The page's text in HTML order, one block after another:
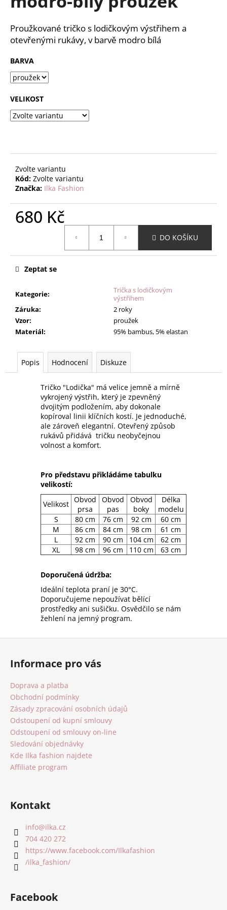
hvězdiček.
Proužkované tričko s lodičkovým výstřihem a
otevřenými rukávy, v barvě modro bílá
BARVA
VELIKOST
Zvolte variantu
Kód: Zvolte variantu
Značka: Ilka Fashion
680 Kč
DO KOŠÍKU
Kategorie:
Trička s lodičkovým
výstřihem
Záruka:
2 roky
Vzor:
proužek
Materiál: 95% bambus, 5% elastan
Zeptat se
Popis Hodnocení Diskuze
Tričko "Lodička" má velice jemně a mírně
vykrojený výstřih, který je zpevněný
dvojitým podložením, aby dokonale
kopíroval linii klíčních kostí. Je jednoduché,
ale zároveň elegantní. Otevřený způsob
rukávů přidává tričku neobyčejnou
volnost a komfort.
Pro představu přikládáme tabulku
velikostí:
Velikost Obvod
prsa
Obvod
pas
Obvod
boky
Délka
modelu
S
80 cm 76 cm 92 cm
60 cm
M
86 cm 84 cm 98 cm
61 cm
L
92 cm 90 cm 104 cm
62 cm
XL
98 cm 96 cm 110 cm 63 cm
Doporučená údržba:
Ideální teplota praní je 30°C.
Doporučujeme nepoužívat bělící
prostředky ani sušičku. Osvědčilo se nám
žehlení na jemný program.
j
e
m
e
Z
Informace pro vás
Doprava a platba
Obchodní podmínky
Zásady zpracování osobních údajů
Odstoupení od kupní smlouvy
Odstoupení od smlouvy on-line
Sledování objednávky
Kde Ilka fashion najdete
Affiliate program
Kontakt
info@ilka.cz
704 420 272
https://www.facebook.com/Ilkafashion
/ilka_fashion/
Facebook